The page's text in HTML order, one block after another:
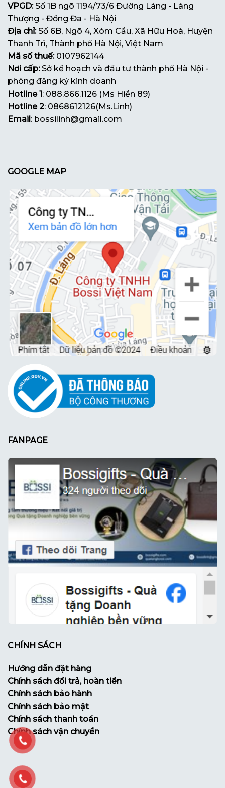
VPGD:Số 1B ngõ 1194/73/6 Đường Láng - Láng
Thượng - Đống Đa - Hà Nội
Địa chỉ:Số 6B, Ngõ 4, Xóm Cầu, Xã Hữu Hoà, Huyện
Thanh Trì, Thành phố Hà Nội, Việt Nam
Mã số thuế:0107962144
Nơi cấp:Sở kế hoạch và đầu tư thành phố Hà Nội -
phòng đăng ký kinh doanh
Hotline 1: 088.866.1126 (Ms Hiền 89)
Hotline 2: 0868612126(Ms.Linh)
Email: bossilinh@gmail.com
GOOGLE MAP
FANPAGE
CHÍNH SÁCH
Hướng dẫn đặt hàng
Chính sách đổi trả, hoàn tiền
Chính sách bảo hành
Chính sách bảo mật
Chính sách thanh toán
Chính sách vận chuyển